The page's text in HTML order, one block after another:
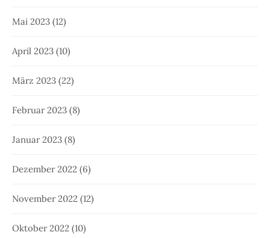
Mai 2023 (12)
April 2023 (10)
März 2023 (22)
Februar 2023 (8)
Januar 2023 (8)
Dezember 2022 (6)
November 2022 (12)
Oktober 2022 (10)